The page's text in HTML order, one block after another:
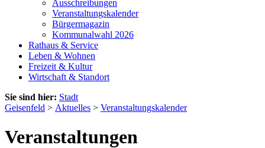
Ausschreibungen
Veranstaltungskalender
Bürgermagazin
Kommunalwahl 2026
Rathaus & Service
Leben & Wohnen
Freizeit & Kultur
Wirtschaft & Standort
Sie sind hier: Stadt
Geisenfeld > Aktuelles > Veranstaltungskalender
Veranstaltungen